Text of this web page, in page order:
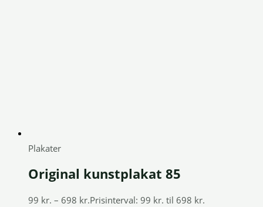
Plakater
Original kunstplakat 85
99 kr. – 698 kr.Prisinterval: 99 kr. til 698 kr.